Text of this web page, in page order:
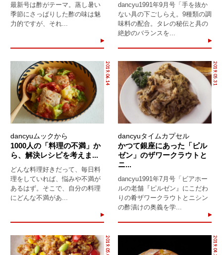
最新号は酢がテーマ。蒸し暑い
季節にさっぱりした酢の味は魅
力的ですが、それ...
dancyu1991年9月号「手を抜か
ない具の下ごしらえ。9種類の調
味料の配合。タレの秘伝と具の
絶妙のバランスを...
2019.06.14
dancyuムックから
1000人の「料理の不満」か
ら、解決レシピを考えま...
どんな料理好きだって、毎日料
理をしていれば、悩みや不満が
あるはず。そこで、自分の料理
にどんな不満があ...
2019.05.31
dancyuタイムカプセル
かつて銀座にあった「ピル
ゼン」のザワークラウトと
ニ...
dancyu1991年7月号「ビアホー
ルの老舗『ピルゼン』にこだわ
りの肴ザワークラウトとニシン
の酢漬けの奥義を学...
2019.05.05 2019.04.30